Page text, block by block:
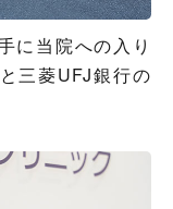
に当院への入り
三菱UFJ銀行の